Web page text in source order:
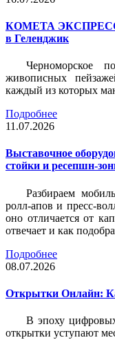
КОМЕТА ЭКСПРЕСС:
в Геленджик
Черноморское
живописных
каждый из которых
Подробнее
11.07.2026
Выставочное
стойки и ресепшн-
Разбираем
ролл-апов и пресс-
оно отличается от
отвечает и как
Подробнее
08.07.2026
Открытки Онлайн:
В эпоху
открытки уступают